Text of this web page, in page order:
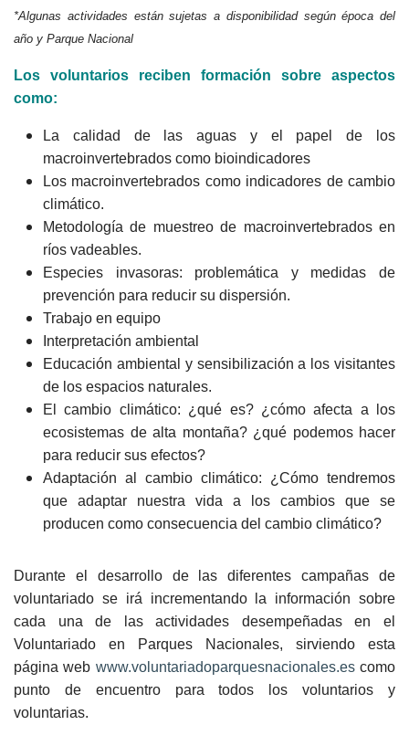
*Algunas actividades están sujetas a disponibilidad según época del
año y Parque Nacional
Los voluntarios reciben formación sobre aspectos
como:
La calidad de las aguas y el papel de los
macroinvertebrados como bioindicadores
Los macroinvertebrados como indicadores de cambio
climático.
Metodología de muestreo de macroinvertebrados en
ríos vadeables.
Especies invasoras: problemática y medidas de
prevención para reducir su dispersión.
Trabajo en equipo
Interpretación ambiental
Educación ambiental y sensibilización a los visitantes
de los espacios naturales.
El cambio climático: ¿qué es? ¿cómo afecta a los
ecosistemas de alta montaña? ¿qué podemos hacer
para reducir sus efectos?
Adaptación al cambio climático: ¿Cómo tendremos
que adaptar nuestra vida a los cambios que se
producen como consecuencia del cambio climático?
Durante el desarrollo de las diferentes campañas de
voluntariado se irá incrementando la información sobre
cada una de las actividades desempeñadas en el
Voluntariado en Parques Nacionales, sirviendo esta
página web www.voluntariadoparquesnacionales.escomo
punto de encuentro para todos los voluntarios y
voluntarias.